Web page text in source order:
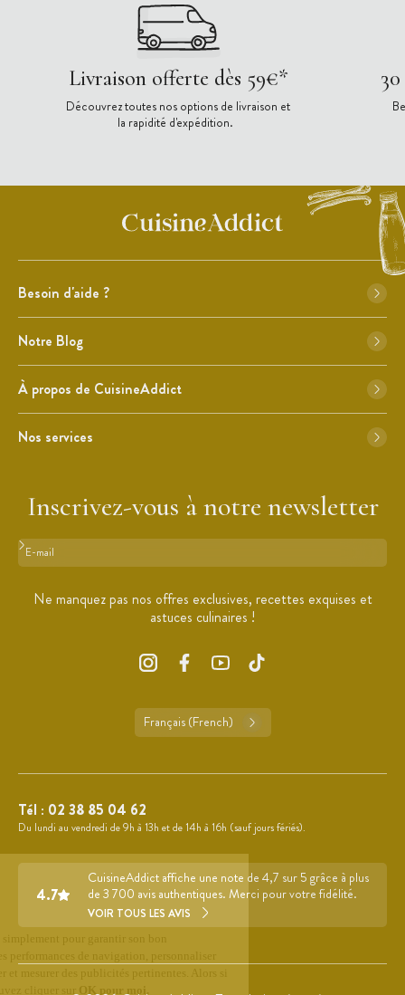
Livraison offerte dès 59€*
Découvrez toutes nos options de livraison et
la rapidité d'expédition.
Besoin d'aide ?
Notre Blog
À propos de CuisineAddict
Nos services
Inscrivez-vous à notre newsletter
Format : adresse@email.com
Ne manquez pas nos offres exclusives, recettes exquises et
astuces culinaires !
Français (French)
Tél : 02 38 85 04 62
Du lundi au vendredi de 9h à 13h et de 14h à 16h (sauf jours fériés).
4.7
CuisineAddict affiche une note de 4,7 sur 5 grâce à plus
de 3 700 avis authentiques. Merci pour votre fidélité.
VOIR TOUS LES AVIS